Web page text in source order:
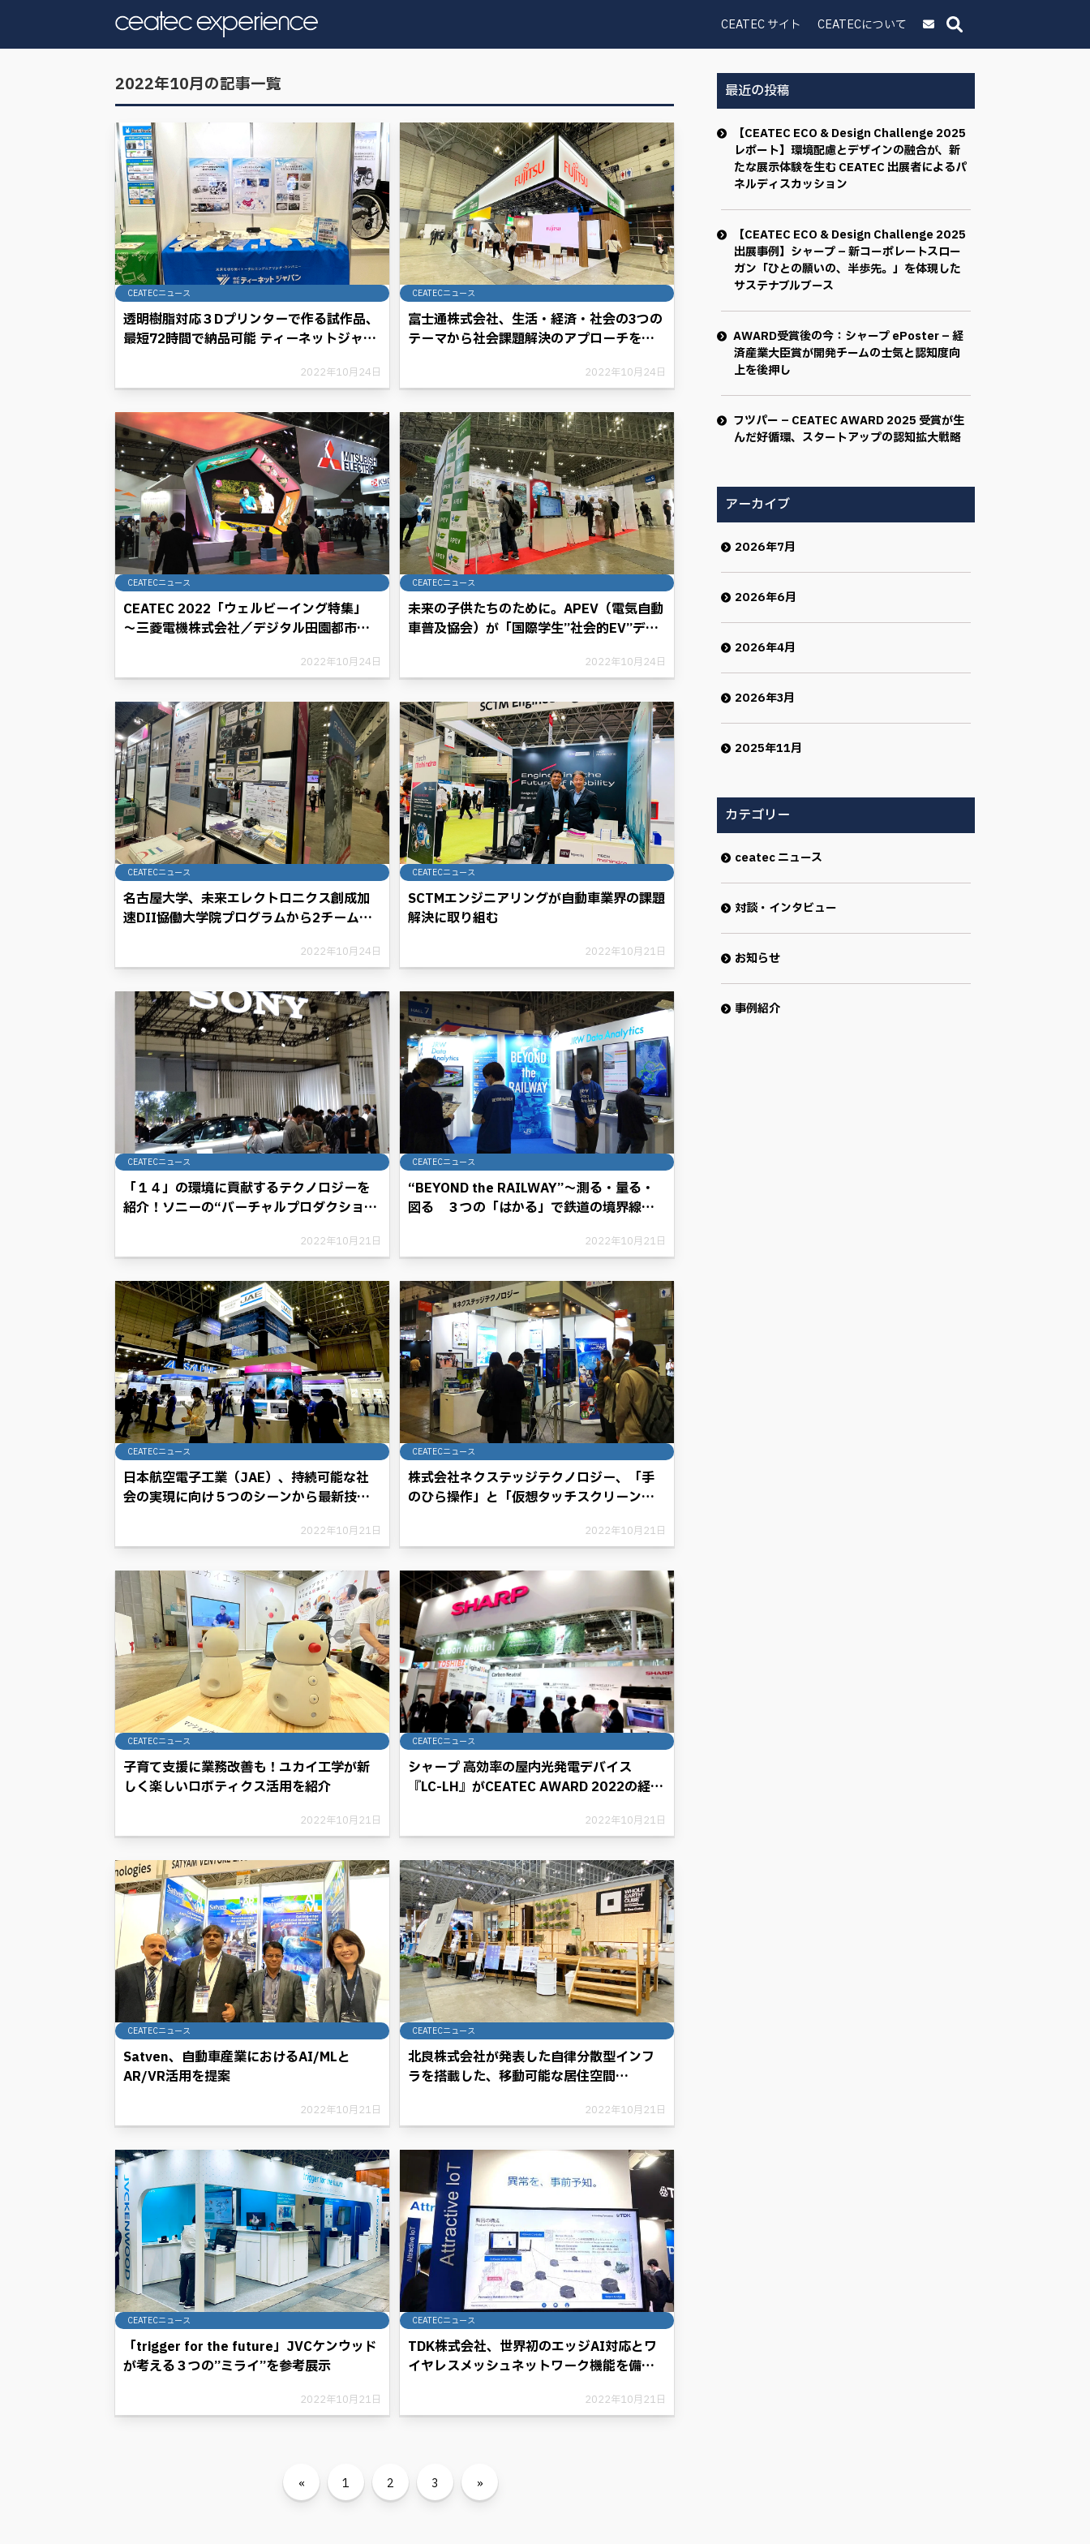
CEATEC サイト CEATECについて
2022年10月の記事一覧
CEATECニュース
透明樹脂対応３Dプリンターで作る試作品、
最短72時間で納品可能 ティーネットジャパ
2022年10月24日
CEATECニュース
富士通株式会社、生活・経済・社会の3つの
テーマから社会課題解決のアプローチを提
2022年10月24日
CEATECニュース
CEATEC 2022「ウェルビーイング特集」
～三菱電機株式会社／デジタル田園都市に
2022年10月24日
CEATECニュース
未来の子供たちのために。APEV（電気自動
車普及協会）が「国際学生”社会的EV”デザ
2022年10月24日
CEATECニュース
名古屋大学、未来エレクトロニクス創成加
速DII協働大学院プログラムから2チームの
2022年10月24日
CEATECニュース
SCTMエンジニアリングが自動車業界の課題
解決に取り組む
2022年10月21日
CEATECニュース
「１４」の環境に貢献するテクノロジーを
紹介！ソニーの“バーチャルプロダクショ
2022年10月21日
CEATECニュース
“BEYOND the RAILWAY”～測る・量る・
図る ３つの「はかる」で鉄道の境界線を
2022年10月21日
CEATECニュース
日本航空電子工業（JAE）、持続可能な社
会の実現に向け５つのシーンから最新技術
2022年10月21日
CEATECニュース
株式会社ネクステッジテクノロジー、「手
のひら操作」と「仮想タッチスクリーン」
2022年10月21日
CEATECニュース
子育て支援に業務改善も！ユカイ工学が新
しく楽しいロボティクス活用を紹介
2022年10月21日
CEATECニュース
シャープ 高効率の屋内光発電デバイス
『LC-LH』がCEATEC AWARD 2022の経済
2022年10月21日
CEATECニュース
Satven、自動車産業におけるAI/MLと
AR/VR活用を提案
2022年10月21日
CEATECニュース
北良株式会社が発表した自律分散型インフ
ラを搭載した、移動可能な居住空間
AWARD2022パートナーズ部門 グランプ
2022年10月21日
CEATECニュース
「trigger for the future」JVCケンウッド
が考える３つの”ミライ”を参考展示
2022年10月21日
CEATECニュース
TDK株式会社、世界初のエッジAI対応とワ
イヤレスメッシュネットワーク機能を備え
2022年10月21日
« 1 2 3 »
最近の投稿
【CEATEC ECO & Design Challenge 2025
レポート】環境配慮とデザインの融合が、新
たな展示体験を生む CEATEC 出展者によるパ
ネルディスカッション
【CEATEC ECO & Design Challenge 2025
出展事例】シャープ – 新コーポレートスロー
ガン「ひとの願いの、半歩先。」を体現した
サステナブルブース
AWARD受賞後の今：シャープ ePoster – 経
済産業大臣賞が開発チームの士気と認知度向
上を後押し
フツパー – CEATEC AWARD 2025 受賞が生
んだ好循環、スタートアップの認知拡大戦略
アーカイブ
2026年7月
2026年6月
2026年4月
2026年3月
2025年11月
カテゴリー
ceatec ニュース
対談・インタビュー
お知らせ
事例紹介